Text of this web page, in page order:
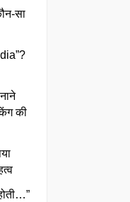
सा
की